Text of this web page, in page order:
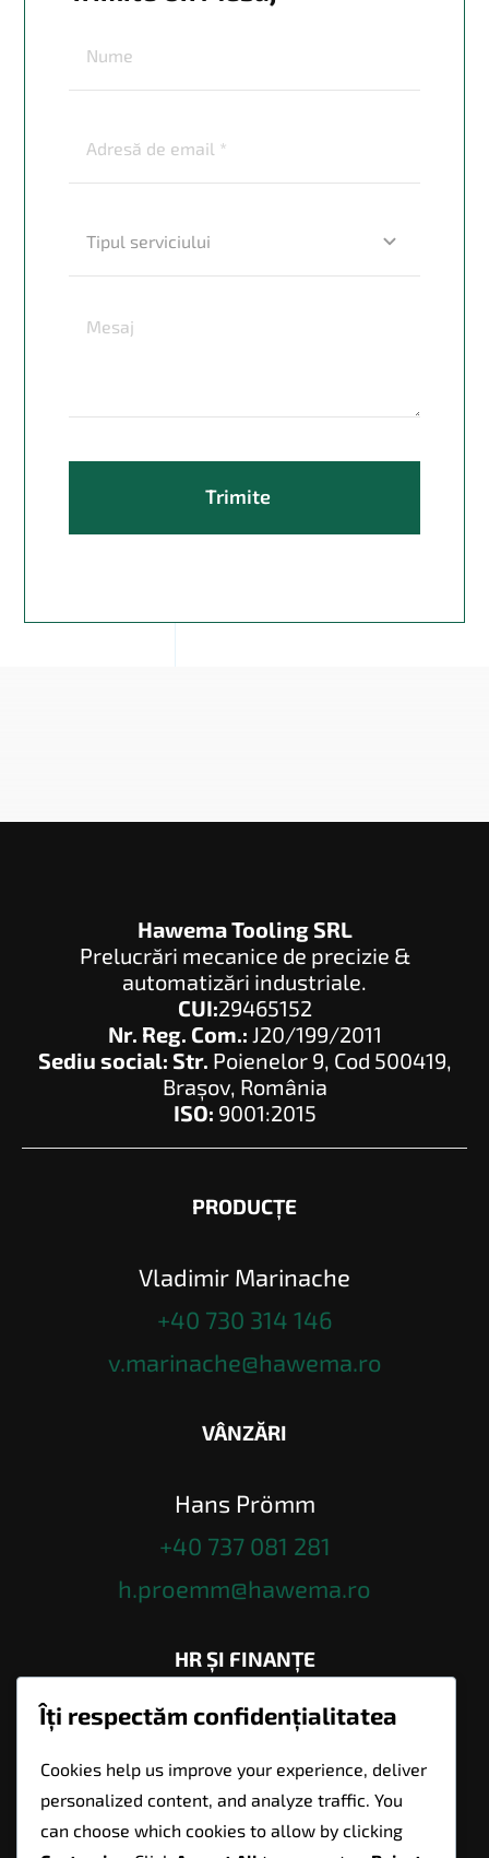
Trimite
Hawema Tooling SRL
Prelucrări mecanice de precizie &
automatizări industriale.
CUI:29465152
Nr. Reg. Com.: J20/199/2011
Sediu social: Str. Poienelor 9, Cod 500419,
Brașov, România
ISO: 9001:2015
PRODUCȚE
Vladimir Marinache
+40 730 314 146
v.marinache@hawema.ro
VÂNZĂRI
Hans Prömm
+40 737 081 281
h.proemm@hawema.ro
HR ȘI FINANȚE
Gabriela Hobu
+40 746 115 836
g.hobu@hawema.ro
Îți respectăm confidențialitatea
Cookies help us improve your experience, deliver
personalized content, and analyze traffic. You
can choose which cookies to allow by clicking